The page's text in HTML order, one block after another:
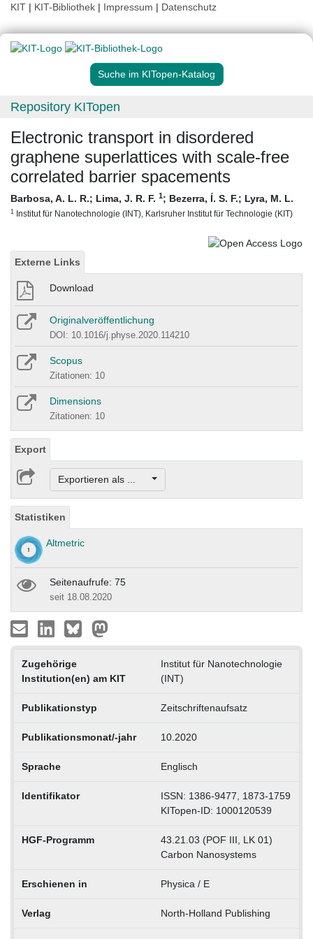
KIT | KIT-Bibliothek | Impressum | Datenschutz
Suche im KITopen-Katalog
Repository KITopen
Electronic transport in disordered
graphene superlattices with scale-free
correlated barrier spacements
Barbosa, A. L. R.; Lima, J. R. F. 1; Bezerra, Í. S. F.; Lyra, M. L.
1 Institut für Nanotechnologie (INT), Karlsruher Institut für Technologie (KIT)
Externe Links
Download
Originalveröffentlichung
DOI: 10.1016/j.physe.2020.114210
Scopus
Zitationen: 10
Dimensions
Zitationen: 10
Export
Exportieren als ...
Statistiken
Altmetric
Seitenaufrufe: 75
seit 18.08.2020
Zugehörige
Institution(en) am KIT
Institut für Nanotechnologie
(INT)
Publikationstyp Zeitschriftenaufsatz
Publikationsmonat/-jahr 10.2020
Sprache Englisch
Identifikator
ISSN: 1386-9477, 1873-1759
KITopen-ID: 1000120539
HGF-Programm
43.21.03 (POF III, LK 01)
Carbon Nanosystems
Erschienen in Physica / E
Verlag North-Holland Publishing